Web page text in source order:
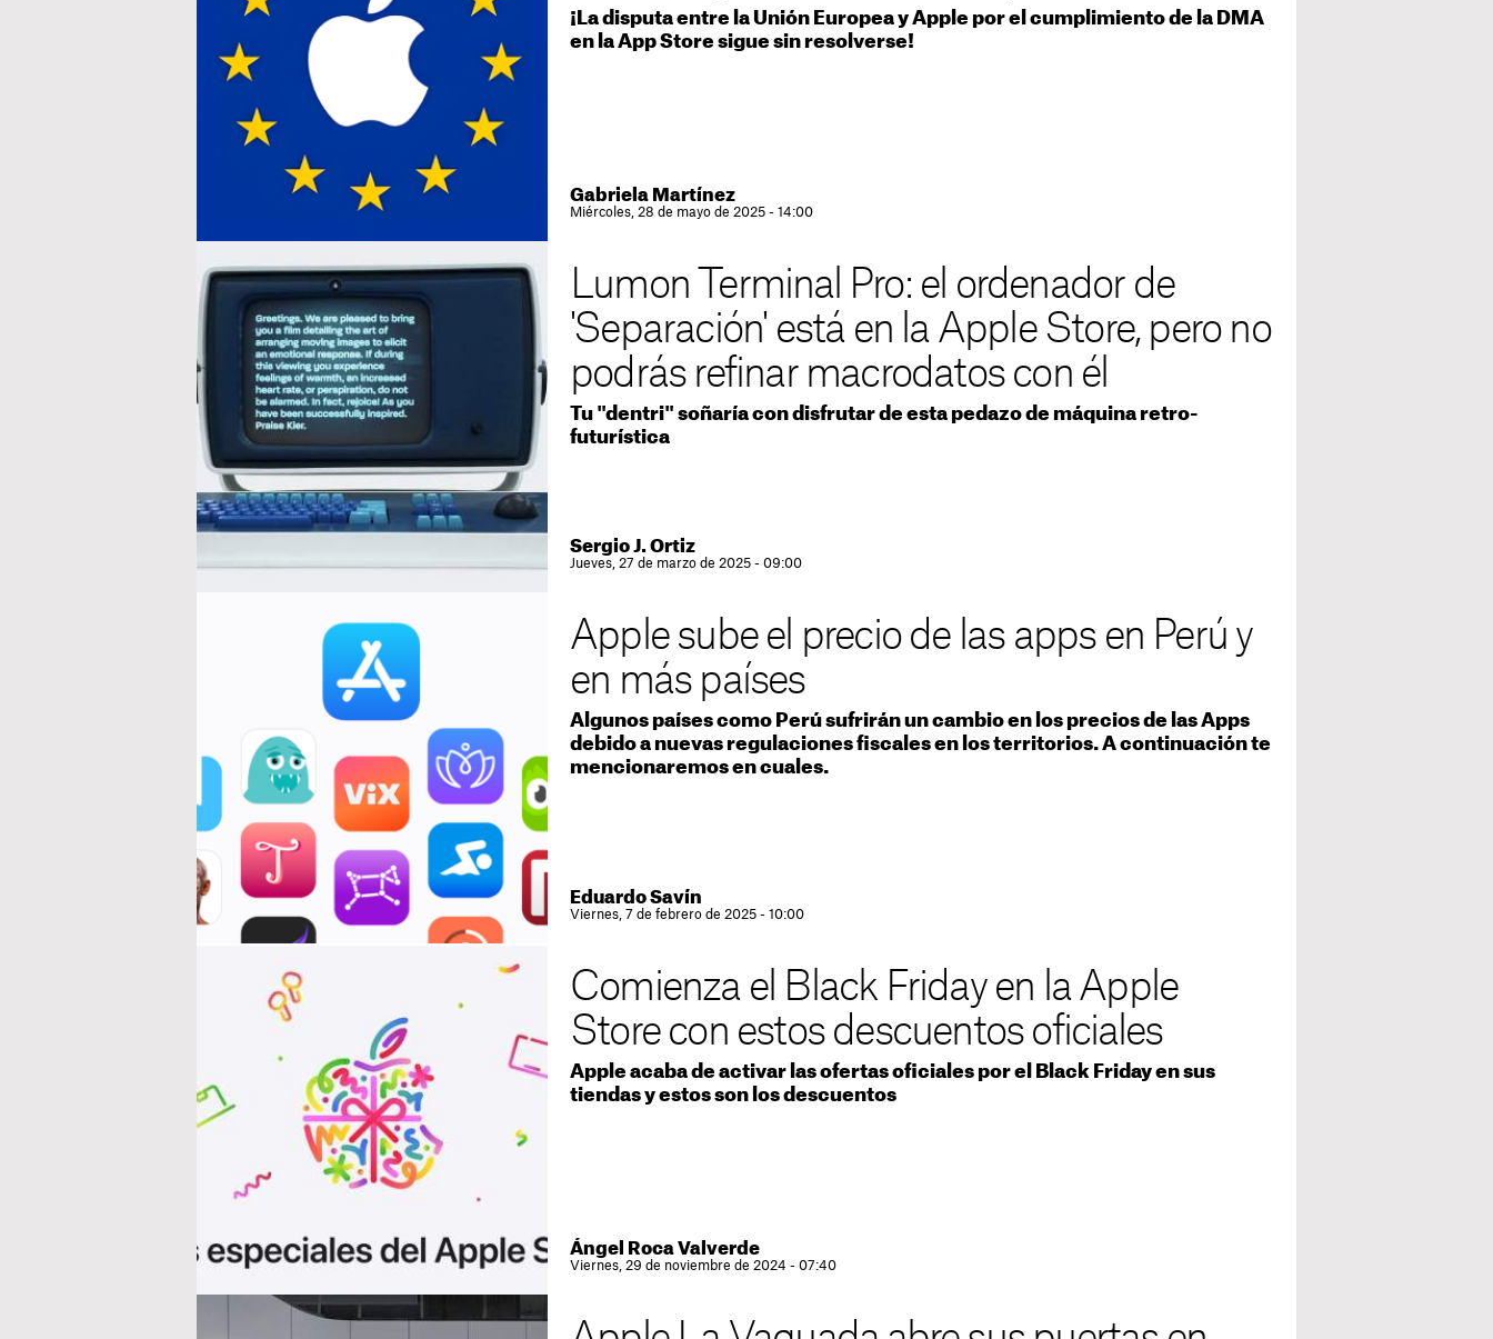
¡La disputa entre la Unión Europea y Apple por el cumplimiento de la DMA
en la App Store sigue sin resolverse!
Gabriela Martínez
Miércoles, 28 de mayo de 2025 - 14:00
Lumon Terminal Pro: el ordenador de
'Separación' está en la Apple Store, pero no
podrás refinar macrodatos con él
Tu "dentri" soñaría con disfrutar de esta pedazo de máquina retro-
futurística
Sergio J. Ortiz
Jueves, 27 de marzo de 2025 - 09:00
Apple sube el precio de las apps en Perú y
en más países
Algunos países como Perú sufrirán un cambio en los precios de las Apps
debido a nuevas regulaciones fiscales en los territorios. A continuación te
mencionaremos en cuales.
Eduardo Savín
Viernes, 7 de febrero de 2025 - 10:00
Comienza el Black Friday en la Apple
Store con estos descuentos oficiales
Apple acaba de activar las ofertas oficiales por el Black Friday en sus
tiendas y estos son los descuentos
Ángel Roca Valverde
Viernes, 29 de noviembre de 2024 - 07:40